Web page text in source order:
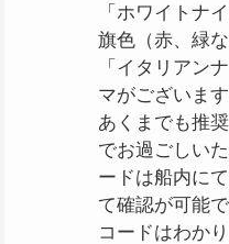
「ホワイトナ
旗色（赤、緑
「イタリアン
マがございま
あくまでも推
でお過ごしい
ードは船内に
て確認が可能
コードはわか